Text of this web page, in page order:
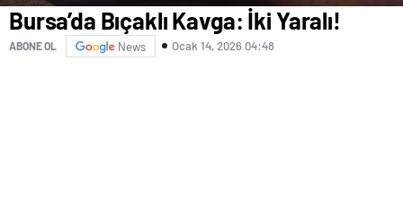
Bursa’da Bıçaklı Kavga: İki Yaralı!
ABONE OL News Ocak 14, 2026 04:48